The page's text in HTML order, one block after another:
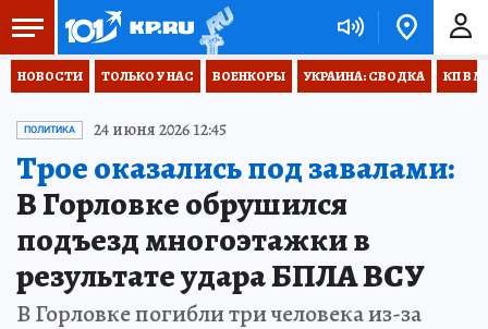
НОВОСТИ ТОЛЬКО У НАС ВОЕНКОРЫ УКРАИНА: СВОДКА КП В
ПОЛИТИКА 24 июня 2026 12:45
Трое оказались под завалами:
В Горловке обрушился
подъезд многоэтажки в
результате удара БПЛА ВСУ
В Горловке погибли три человека из-за